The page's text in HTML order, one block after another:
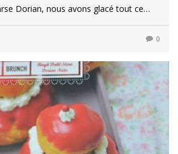
Dorian, nous avons glacé tout ce…
0